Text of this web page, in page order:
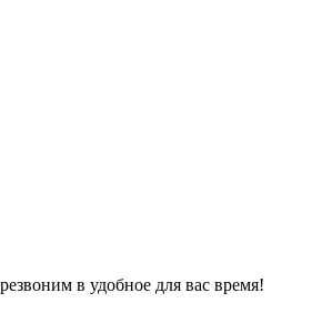
в удобное для вас время!